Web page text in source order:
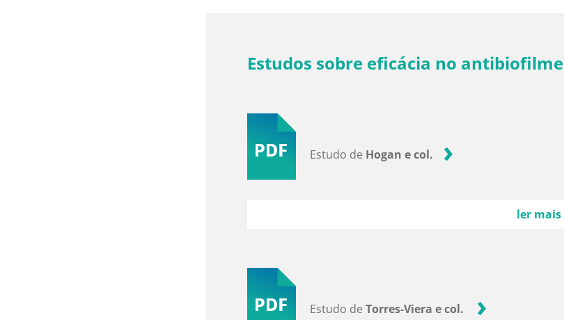
Estudos sobre eficácia no antibiofilme
Estudo de Hogan e col.
ler mais
Estudo de Torres-Viera e col.